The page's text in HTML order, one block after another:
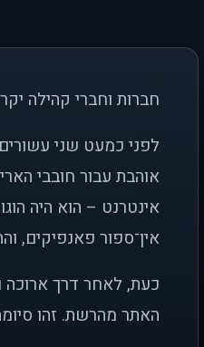
חברות וחברי קהילה
אוהבת עבור חובבי
אינטרנט – הוא היה
אין־ספור פאנפיקים,
כעת, לאחר דרך ארוכה
האתר מהרשת. זהו